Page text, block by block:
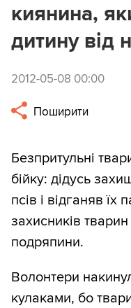
киянина,
дитину від
2012-05-08 00:00
Поширити
Безпритульні
бійку: дідусь
псів і відганяв
захисників
подряпини.
Волонтери
кулаками, бо